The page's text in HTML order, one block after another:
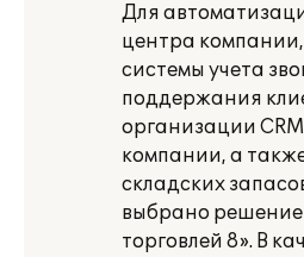
Для
центра
системы учета
поддержания
организации
компании, а
складских
выбрано
торговлей 8». В